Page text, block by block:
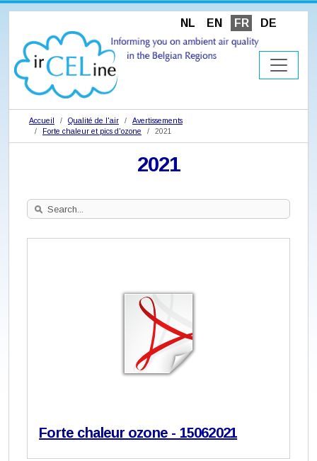
NL EN FR DE
Accueil Qualité de l'air
Avertissements
Forte chaleur et pics d'ozone
2021
2021
Search
Site
Forte chaleur ozone - 15062021